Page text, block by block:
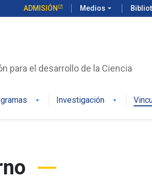
ADMISIÓN Medios arrow_drop_down
para el desarrollo de la Ciencia
arrow_drop_down Investigación arrow_drop_down